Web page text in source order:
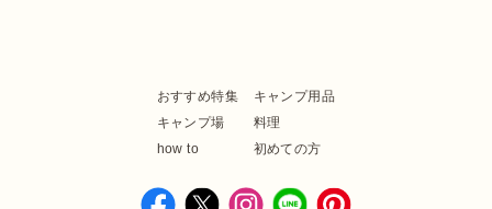
おすすめ特集
キャンプ用品
キャンプ場
料理
how to
初めての方